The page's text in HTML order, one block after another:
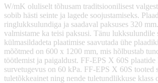
W/mK oluliselt tõhusam traditsioonilisest
sobib hästi seinte ja lagede soojustamiseks.
ringlukksulundiga ja saadaval paksuses 320
valmistame ka teisi paksusi. Tänu lukksulundile
külmasildadeta plaatimise saavutada ühe
mõõtmed on 600 x 1200 mm, mis hõlbustab
töötlemist ja paigaldust. FF-EPS X 60S
survetugevus on 60 kPa. FF-EPS X 60S tooted
tuletõkkeainet ning nende tuletundlikkuse klass